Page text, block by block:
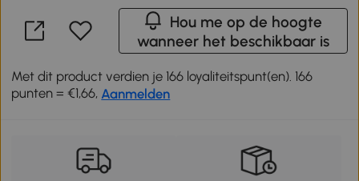
Hou me op de hoogte
wanneer het beschikbaar is
Met dit product verdien je 166 loyaliteitspunt(en). 166
punten = €1,66, Aanmelden